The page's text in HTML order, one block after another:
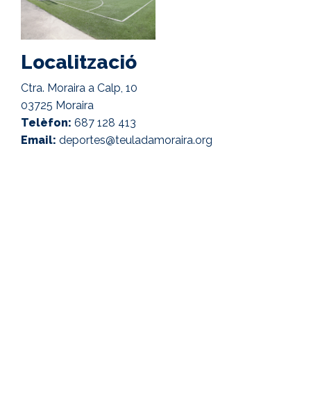
Localització
Ctra. Moraira a Calp, 10
03725 Moraira
Telèfon: 687 128 413
Email: deportes@teuladamoraira.org